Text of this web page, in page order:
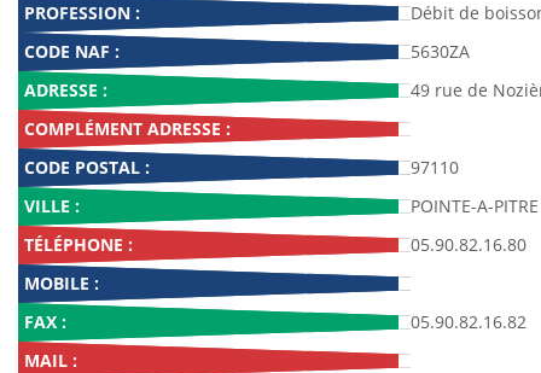
PROFESSION :
Débit de
CODE NAF :
5630ZA
ADRESSE :
49 rue de
COMPLÉMENT ADRESSE :
CODE POSTAL :
97110
VILLE :
POINTE-A-PITRE
TÉLÉPHONE :
05.90.82.16.80
MOBILE :
FAX :
05.90.82.16.82
MAIL :